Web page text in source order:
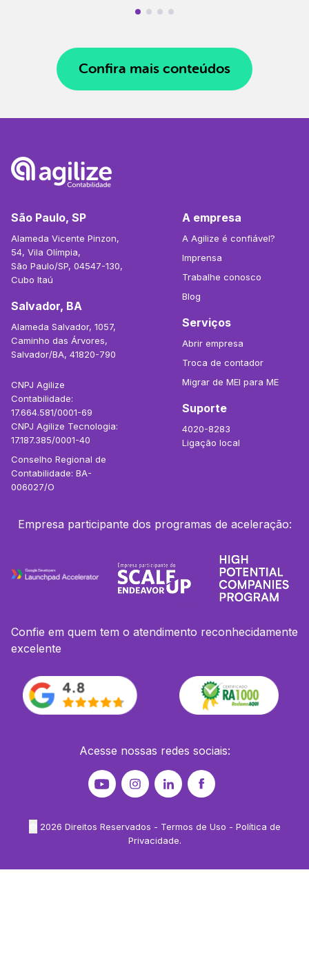
Confira mais conteúdos
São Paulo, SP
Alameda Vicente Pinzon,
54, Vila Olímpia,
São Paulo/SP, 04547-130,
Cubo Itaú
Salvador, BA
Alameda Salvador, 1057,
Caminho das Árvores,
Salvador/BA, 41820-790
CNPJ Agilize
Contabilidade:
17.664.581/0001-69
CNPJ Agilize Tecnologia:
17.187.385/0001-40
Conselho Regional de
Contabilidade: BA-
006027/O
A empresa
A Agilize é confiável?
Imprensa
Trabalhe conosco
Blog
Serviços
Abrir empresa
Troca de contador
Migrar de MEI para ME
Suporte
4020-8283
Ligação local
Empresa participante dos programas de aceleração:
Confie em quem tem o atendimento reconhecidamente
excelente
Acesse nossas redes sociais:
2026 Direitos Reservados - Termos de Uso - Política de
Privacidade.